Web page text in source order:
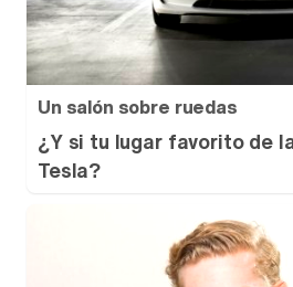
Un salón sobre ruedas
¿Y si tu lugar favorito de
Tesla?